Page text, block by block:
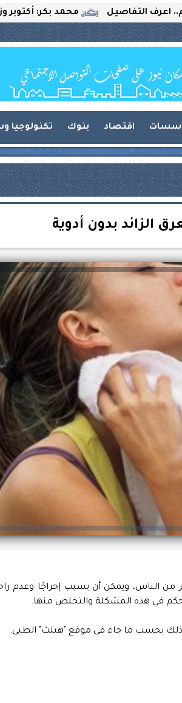
محمد بكر: أكتوبر وزايد بين
اقتصاد بنوك تكنولوجيا
الزائد بدون أدوية
من الناس، ويمكن أن يسبب إحراجًا وعدم
في هذه المشكلة والتخلص منها.
وذلك بحسب ما جاء فى موقع "هيلث" الطبي.